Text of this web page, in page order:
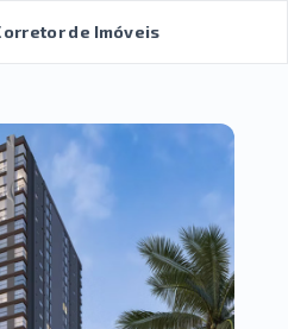
de Imóveis